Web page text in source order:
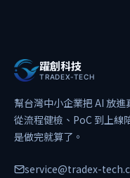
躍創科技
TRADEX-TECH
幫台灣中小企業把 AI 放
從流程健檢、PoC 到上
是做完就算了。
service@tradex-